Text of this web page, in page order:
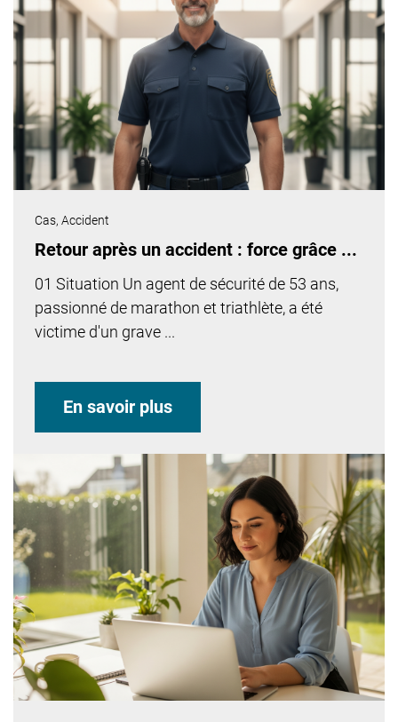
Cas, Accident
Retour après un accident : force grâce ...
01 Situation Un agent de sécurité de 53 ans,
passionné de marathon et triathlète, a été
victime d'un grave ...
En savoir plus